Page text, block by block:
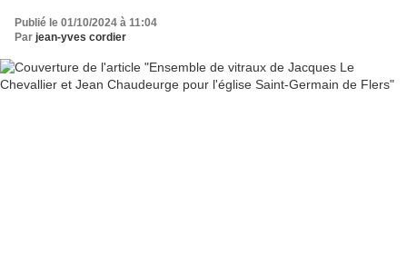
Publié le 01/10/2024 à 11:04
Par jean-yves cordier